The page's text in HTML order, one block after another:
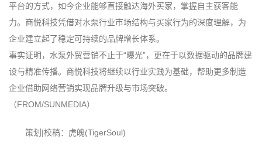
平台的方式，如今企业能够直接触达海外买家，掌握自主获客能
力。商悦科技凭借对水泵行业市场结构与买家行为的深度理解，为
企业建立起了稳定可持续的品牌增长体系。
事实证明，水泵外贸营销不止于“曝光”，更在于以数据驱动的品牌建
设与精准传播。商悦科技将继续以行业实践为基础，帮助更多制造
企业借助网络营销实现品牌升级与市场突破。
（FROM/SUNMEDIA）
策划|校稿：虎魄(TigerSoul)